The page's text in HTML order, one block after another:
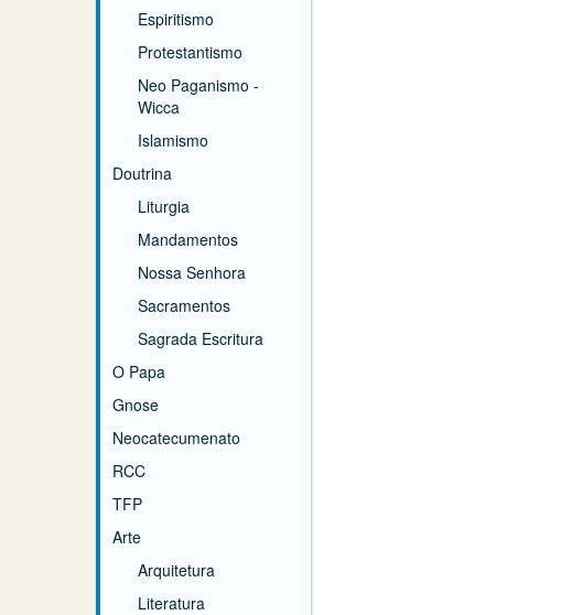
Espiritismo
Protestantismo
Neo Paganismo -
Wicca
Islamismo
Doutrina
Liturgia
Mandamentos
Nossa Senhora
Sacramentos
Sagrada Escritura
O Papa
Gnose
Neocatecumenato
RCC
TFP
Arte
Arquitetura
Literatura